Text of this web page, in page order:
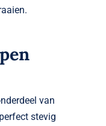
van
stevig